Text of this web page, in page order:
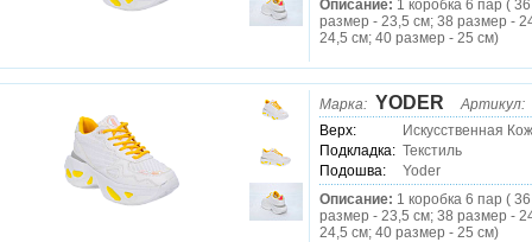
Описание: 1 коробка 6 пар (
размер - 23,5 см; 38 размер -
24,5 см; 40 размер - 25 см)
Марка: YODER
Артикул:
Верх:
Искусственная
Подкладка: Текстиль
Подошва:
Yoder
Описание: 1 коробка 6 пар (
размер - 23,5 см; 38 размер -
24,5 см; 40 размер - 25 см)